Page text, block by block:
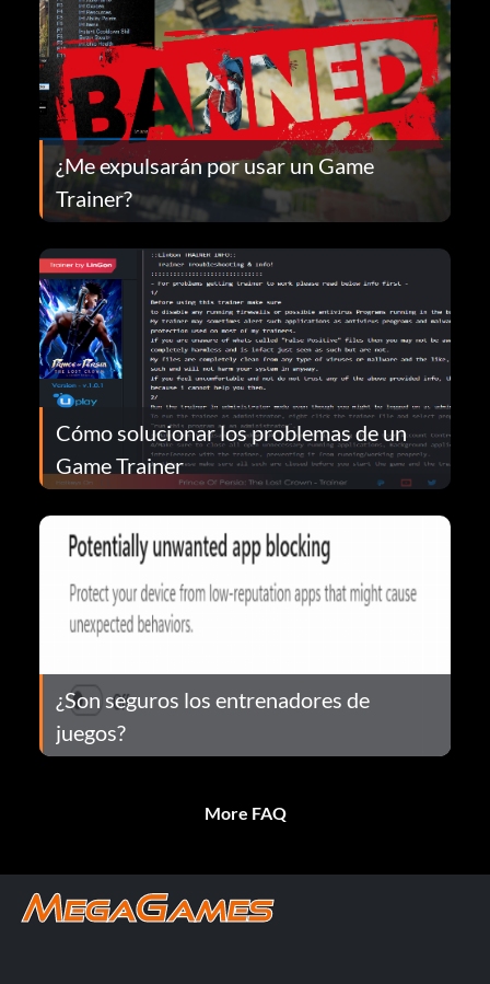
¿Me expulsarán por usar un Game
Trainer?
Cómo solucionar los problemas de un
Game Trainer
¿Son seguros los entrenadores de
juegos?
More FAQ